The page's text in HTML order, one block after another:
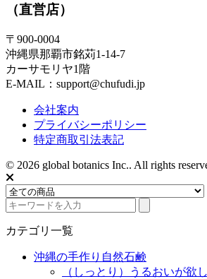
（直営店）
〒900-0004
沖縄県那覇市銘苅1-14-7
カーサモリヤ1階
E-MAIL：support@chufudi.jp
会社案内
プライバシーポリシー
特定商取引法表記
© 2026 global botanics Inc.. All rights
カテゴリ一覧
沖縄の手作り自然石鹸
（しっとり）うるおいが欲